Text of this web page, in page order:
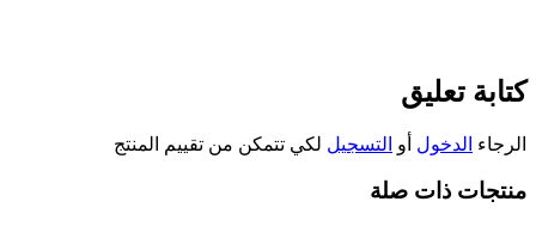
كتابة تعليق
الرجاء الدخول أو التسجيل لكي تتمكن من تقييم المنتج
منتجات ذات صلة